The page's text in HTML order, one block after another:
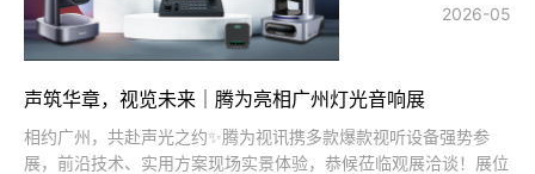
声筑华章，视览未来｜腾为亮相广州灯光音响展
相约广州，共赴声光之约✨腾为视讯携多款爆款视听设备强势参
展，前沿技术、实用方案现场实景体验，恭候莅临观展洽谈！展位
2026-05